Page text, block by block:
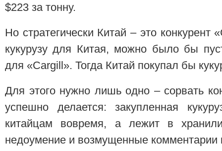
$223 за тонну.
Но стратегически Китай – это
кукурузу для Китая, можно было бы
для «Cargill». Тогда Китай покупал бы
Для этого нужно лишь одно – сорвать
успешно делается: закупленная
китайцам вовремя, а лежит в
недоумение и возмущенные комментарии